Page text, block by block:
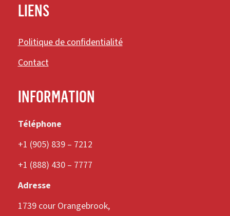
LIENS
Politique de confidentialité
Contact
INFORMATION
Téléphone
+1 (905) 839 – 7212
+1 (888) 430 – 7777
Adresse
1739 cour Orangebrook,